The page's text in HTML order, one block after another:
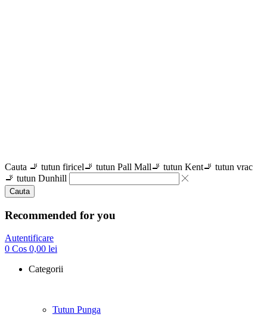
Cauta 🚬 tutun firicel🚬 tutun Pall Mall🚬 tutun Kent🚬 tutun vrac
🚬 tutun Dunhill
Cauta
Recommended for you
Autentificare
0 Cos 0,00 lei
Categorii
Tutun Punga